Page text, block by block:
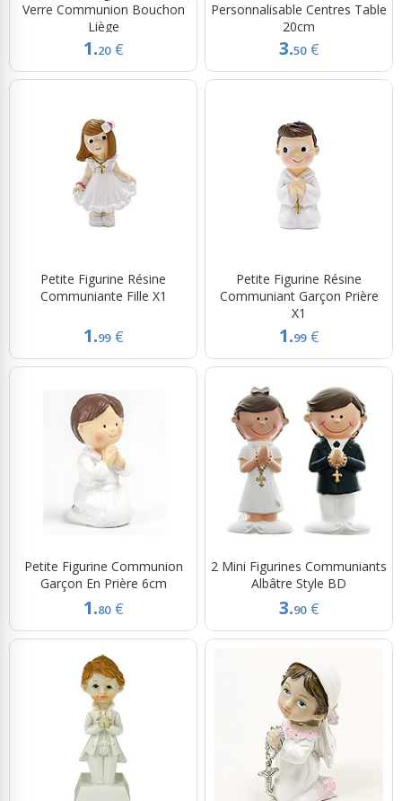
Verre Communion Bouchon
Liège
1.20 €
Personnalisable Centres Table
20cm
3.50 €
Petite Figurine Résine
Communiante Fille X1
1.99 €
Petite Figurine Résine
Communiant Garçon Prière
X1
1.99 €
Petite Figurine Communion
Garçon En Prière 6cm
1.80 €
2 Mini Figurines Communiants
Albâtre Style BD
3.90 €